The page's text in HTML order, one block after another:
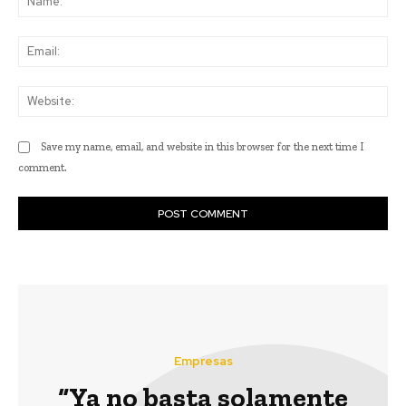
Save my name, email, and website in this browser for the next time I
comment.